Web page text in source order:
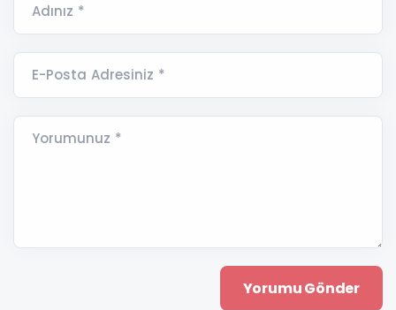
Adınız *
E-Posta Adresiniz *
Yorumunuz *